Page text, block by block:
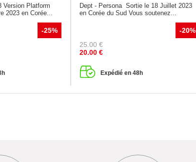
Version Platform
2023 en Corée...
-25%
Dept - Persona Sortie le 18 Juillet 2023
en Corée du Sud Vous soutenez...
-20%
25.00 €
20.00 €
Expédié en 48h